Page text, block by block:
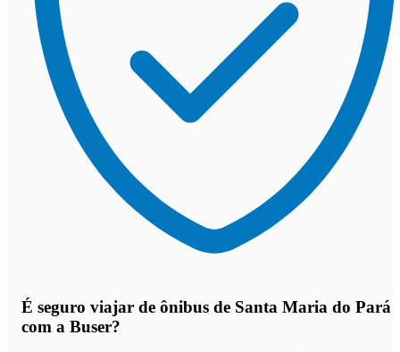
É seguro viajar de ônibus de Santa Maria do Pará
com a Buser?